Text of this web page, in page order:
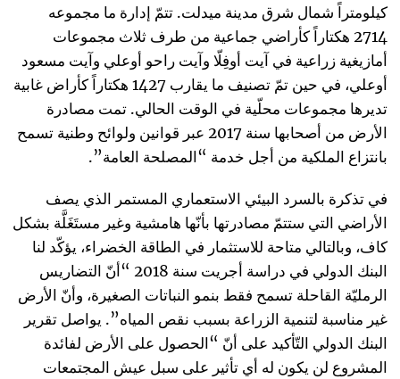
كيلومتراً شمال شرق مدينة ميدلت. تتمّ إدارة ما مجموعه
2714 هكتاراً كأراضي جماعية من طرف ثلاث مجموعات
أمازيغية زراعية في آيت أوفِلّا وآيت راحو أوعلي وآيت مسعود
أوعلي، في حين تمّ تصنيف ما يقارب 1427 هكتاراً كأراض غابية
تديرها مجموعات محلّية في الوقت الحالي. تمت مصادرة
الأرض من أصحابها سنة 2017 عبر قوانين ولوائح وطنية تسمح
بانتزاع الملكية من أجل خدمة “المصلحة العامة”.
في تذكرة بالسرد البيئي الاستعماري المستمر الذي يصف
الأراضي التي ستتمّ مصادرتها بأنّها هامشية وغير مستَغَلَّة بشكل
كاف، وبالتالي متاحة للاستثمار في الطاقة الخضراء، يؤكّد لنا
البنك الدولي في دراسة أجريت سنة 2018 “أنّ التضاريس
الرمليّة القاحلة تسمح فقط بنمو النباتات الصغيرة، وأنّ الأرض
غير مناسبة لتنمية الزراعة بسبب نقص المياه”. يواصل تقرير
البنك الدولي التّأكيد على أنّ “الحصول على الأرض لفائدة
المشروع لن يكون له أي تأثير على سبل عيش المجتمعات